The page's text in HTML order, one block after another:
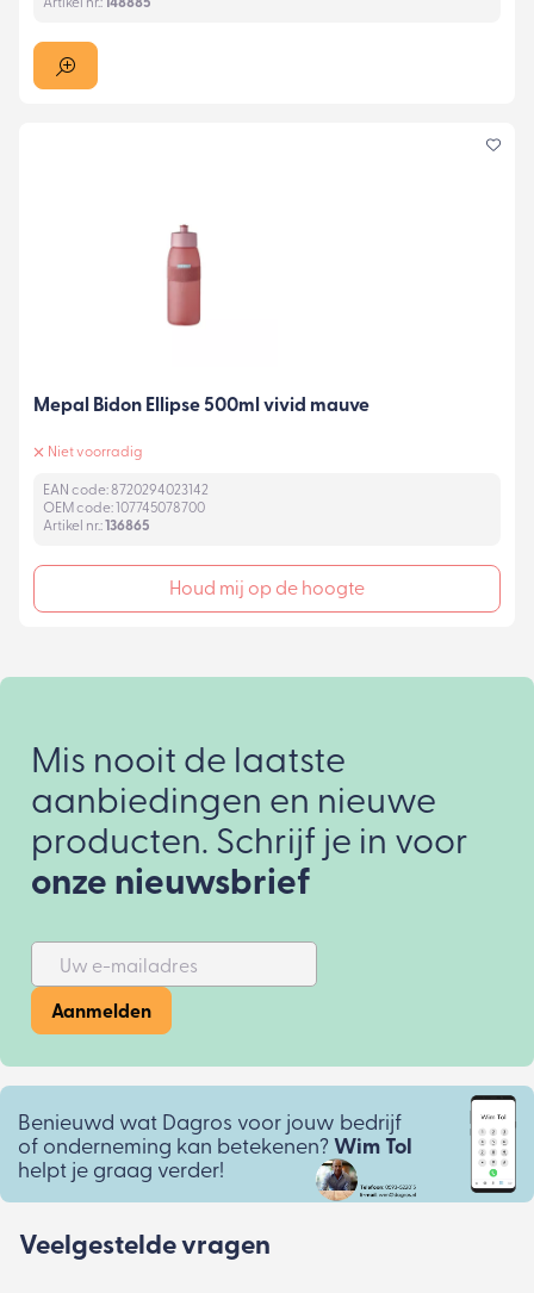
Artikel nr.: 148885
Mepal Bidon Ellipse 500ml vivid mauve
Niet voorradig
EAN code: 8720294023142
OEM code: 107745078700
Artikel nr.: 136865
Houd mij op de hoogte
Mis nooit de laatste
aanbiedingen en nieuwe
producten. Schrijf je in voor
onze nieuwsbrief
Uw e-mailadres
Aanmelden
Benieuwd wat Dagros voor jouw bedrijf
of onderneming kan betekenen? Wim Tol
helpt je graag verder!
Veelgestelde vragen